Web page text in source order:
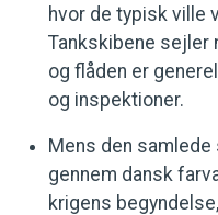
hvor de typisk ville
Tankskibene sejler
og flåden er
og inspektioner.
Mens den
gennem dansk
krigens